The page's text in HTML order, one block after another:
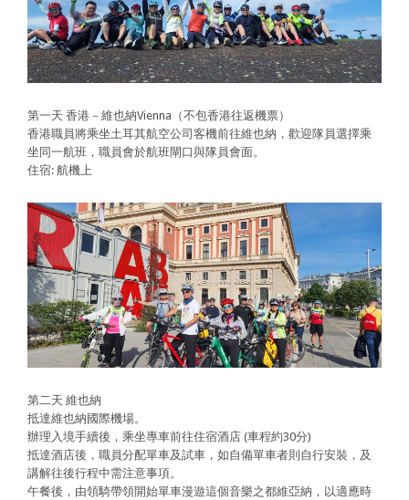
第一天 香港－維也納Vienna（不包香港往返機票）
香港職員將乘坐土耳其航空公司客機前往維也納，歡迎隊員選擇乘
坐同一航班，職員會於航班閘口與隊員會面。
住宿: 航機上
第二天 維也納
抵達維也納國際機場。
辦理入境手續後，乘坐專車前往住宿酒店 (車程約30分)
抵達酒店後，職員分配單車及試車，如自備單車者則自行安裝，及
講解往後行程中需注意事項。
午餐後，由領騎帶領開始單車漫遊這個音樂之都維亞納，以適應時